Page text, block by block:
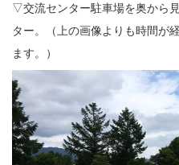
▽交流センター駐車場を奥から
ター。（上の画像よりも時間が
ます。）